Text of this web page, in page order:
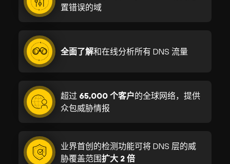
置错误的域
全面了解和在线分析所有 DNS 流量
超过 65,000 个客户的全球网络，提供
众包威胁情报
业界首创的检测功能可将 DNS 层的威
胁覆盖范围扩大 2 倍